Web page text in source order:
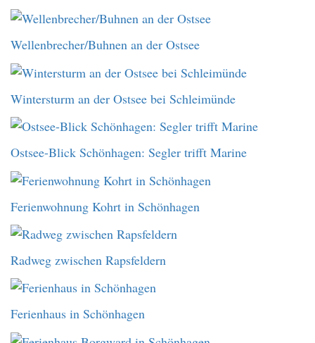
Wellenbrecher/Buhnen an der Ostsee
Wintersturm an der Ostsee bei Schleimünde
Ostsee-Blick Schönhagen: Segler trifft Marine
Ferienwohnung Kohrt in Schönhagen
Radweg zwischen Rapsfeldern
Ferienhaus in Schönhagen